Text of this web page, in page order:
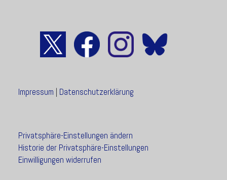
Impressum Datenschutzerklärung
Privatsphäre-Einstellungen ändern
Historie der Privatsphäre-Einstellungen
Einwilligungen widerrufen